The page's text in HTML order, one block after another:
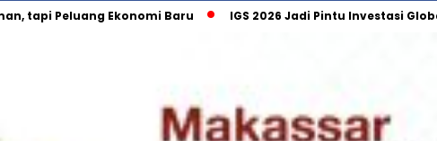
Peluang Ekonomi Baru IGS 2026 Jadi Pintu Investasi Global,